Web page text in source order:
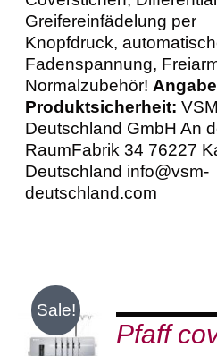
Greifereinfädelung per
Knopfdruck,
Fadenspannung,
Normalzubehör!
Produktsicherheit: VSM
Deutschland GmbH An
RaumFabrik 34 76227
Deutschland info@vsm-
deutschland.com
Sale!
IN DEN
WARENKORB
Pfaff